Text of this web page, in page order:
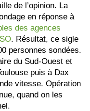
de l’opinion. La
en réponse à
des agences
. Résultat, ce sigle
personnes sondées.
du Sud-Ouest et
puis à Dax
vitesse. Opération
quand on les